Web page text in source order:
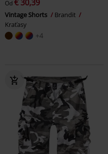
Od € 30,39
Vintage Shorts
Brandit
Kraťasy
+4